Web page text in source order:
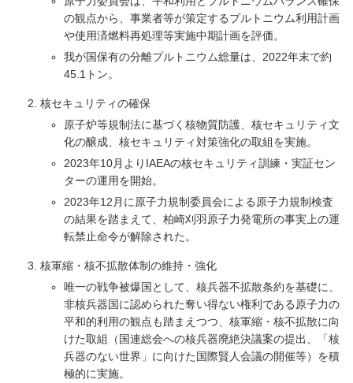
の観点から、事業者等が策定するプルトニウム利用計画
や使用済燃料再処理等実施中期計画を評価。
我が国保有の分離プルトニウム総量は、2022年末で約
45.1トン。
核セキュリティの確保
原子炉等規制法に基づく核物質防護、核セキュリティ文
化の醸成、核セキュリティ対策強化の取組を実施。
2023年10月よりIAEAの核セキュリティ訓練・実証セン
ターの運用を開始。
2023年12月に原子力規制委員会による原子力規制検査
の結果を踏まえて、柏崎刈羽原子力発電所の事実上の運
転禁止命令が解除された。
核軍縮・核不拡散体制の維持・強化
唯一の戦争被爆国として、核兵器不拡散条約を基礎に、
非核兵器国に認められた奪い得ない権利である原子力の
平和的利用の観点も踏まえつつ、核軍縮・核不拡散に向
けた取組（国連総会への核兵器廃絶決議案の提出、「核
兵器のない世界」に向けた国際賢人会議の開催等）を積
極的に実施。